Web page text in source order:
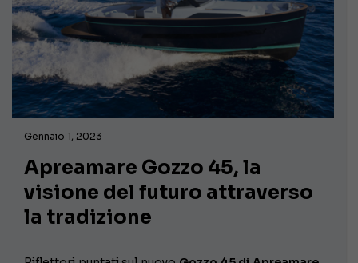
Gennaio 1, 2023
Apreamare Gozzo 45, la
visione del futuro attraverso
la tradizione